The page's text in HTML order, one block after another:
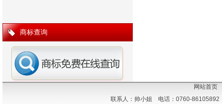
商标查询
网站首页
联系人：帅小姐 电话：0760-